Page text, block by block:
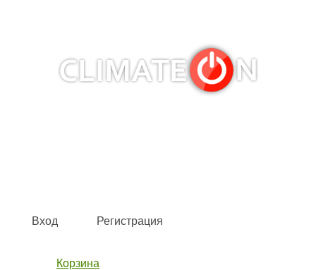
Вход Регистрация
Корзина